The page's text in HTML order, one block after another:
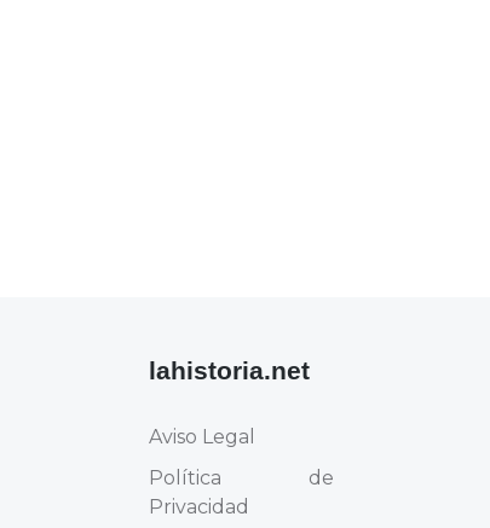
lahistoria.net
Aviso Legal
Política de
Privacidad